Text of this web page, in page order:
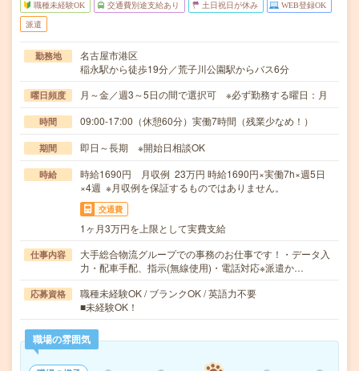
職種未経験OK 交通費別途支給あり 土日祝日が休み WEB登録OK
派遣
勤務地
名古屋市港区
稲永駅から徒歩19分／荒子川公園駅からバス6分
曜日頻度 月～金／週3～5日の間で選択可 ※必ず勤務する曜日：月
時間 09:00-17:00（休憩60分）実働7時間（残業少なめ！）
期間 即日～長期 ※開始日相談OK
時給
時給1690円 月収例 23万円 時給1690円×実働7h×週5日
×4週 ※月収例を保証するものではありません。
交通費
1ヶ月3万円を上限として実費支給
仕事内容
大手総合物流グループでの事務のお仕事です！・データ入
力・配車手配、指示(無線使用)・電話対応※派遣か…
応募資格
職種未経験OK / ブランクOK / 英語力不要
■未経験OK！
職場の雰囲気